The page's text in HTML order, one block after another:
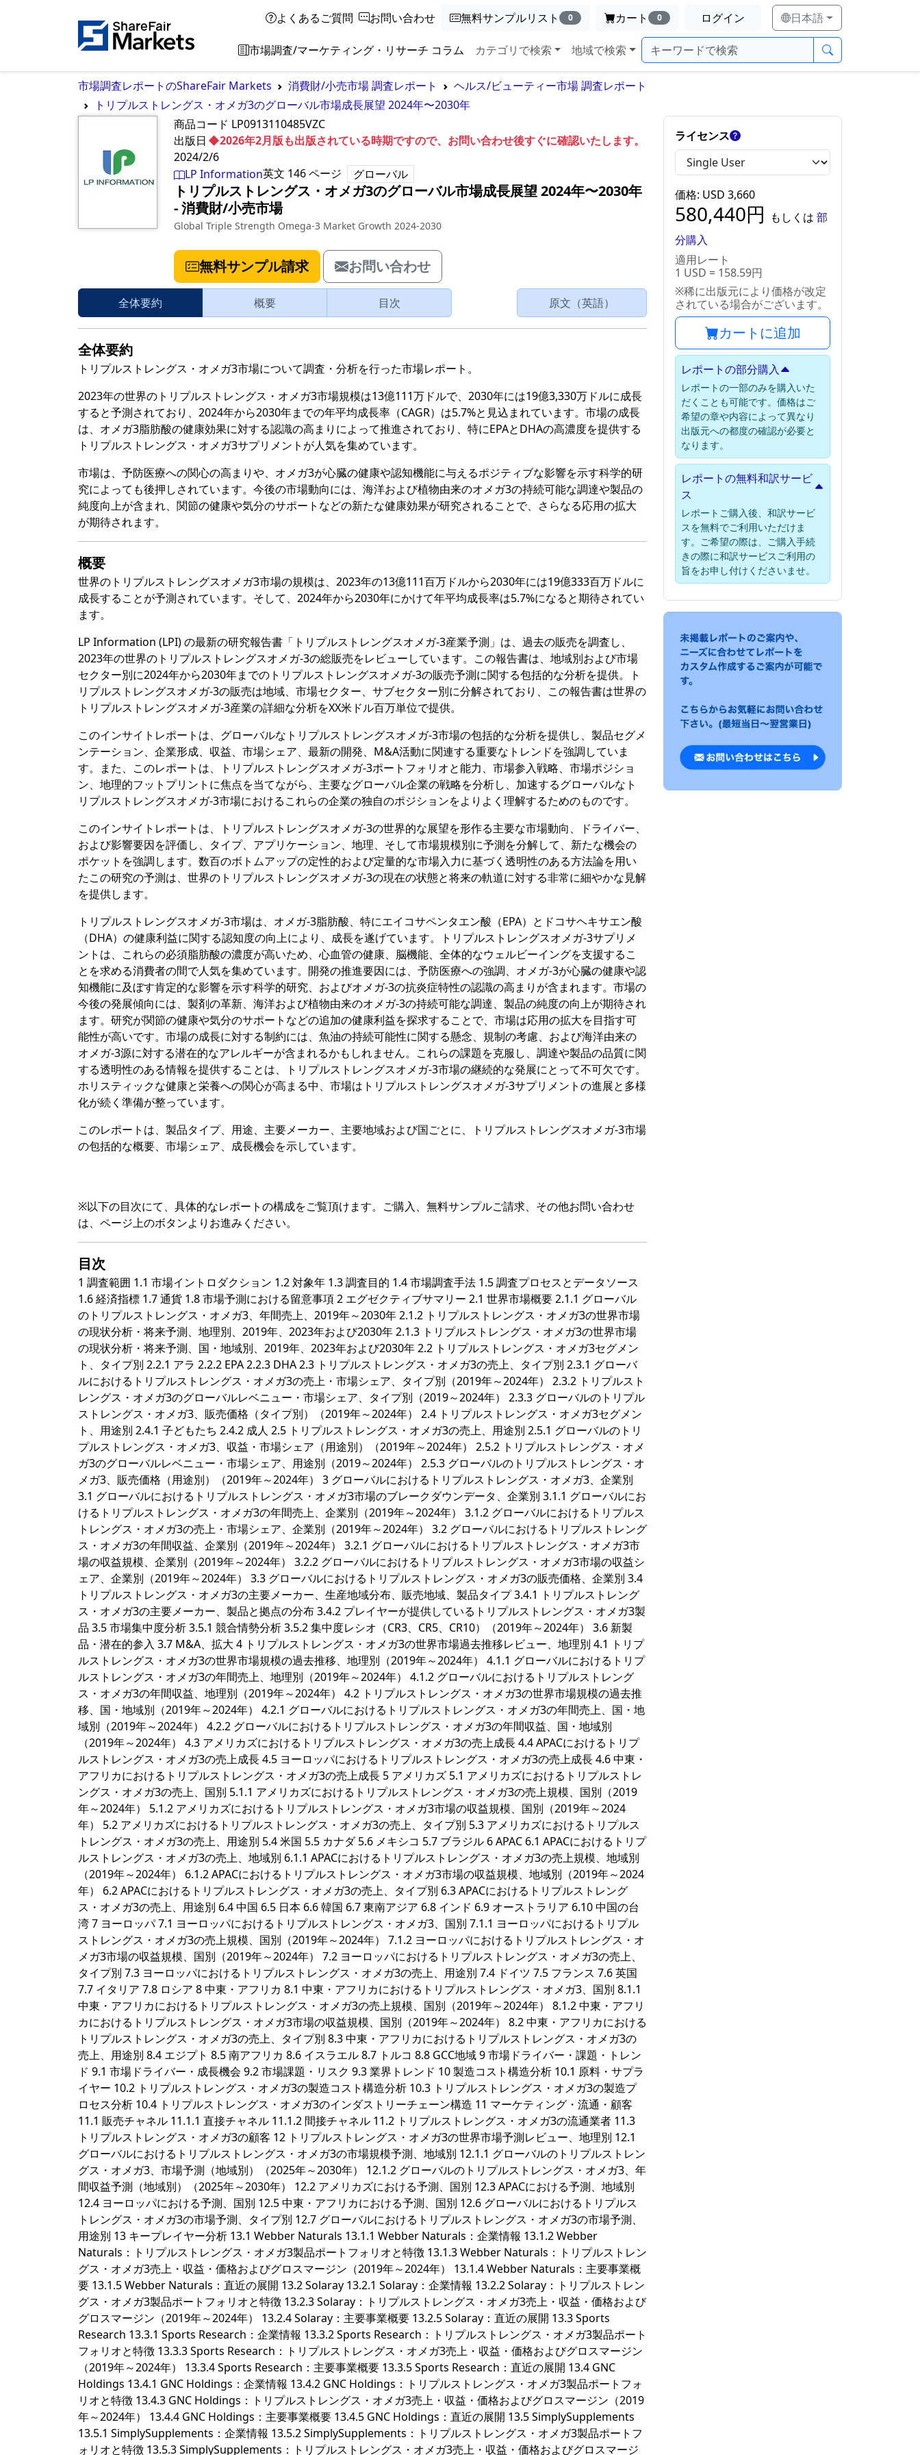
よくあるご質問 お問い合わせ 無料サンプルリスト 0 カート 0 ログイン 日本語
市場調査/マーケティング・リサーチ コラム カテゴリで検索 地域で検索
市場調査レポートのShareFair Markets 消費財/小売市場 調査レポート
ヘルス/ビューティー市場 調査レポート
トリプルストレングス・オメガ3のグローバル市場成長展望 2024年〜2030年
商品コード LP0913110485VZC
◆2026年2月版も出版されている時期ですので、お問い合わせ後すぐに確認いたします。
出版日
2024/2/6
LP Information英文 146ページ グローバル
トリプルストレングス・オメガ3のグローバル市場成長展望 2024年〜2030年
‐消費財/小売市場
Global Triple Strength Omega-3 Market Growth 2024-2030
無料サンプル請求 お問い合わせ
全体要約 概要 目次 原文（英語）
全体要約
トリプルストレングス・オメガ3市場について調査・分析を行った市場レポート。
2023年の世界のトリプルストレングス・オメガ3市場規模は13億111万ドルで、2030年には19億3,330万ドルに成長
すると予測されており、2024年から2030年までの年平均成長率（CAGR）は5.7%と見込まれています。市場の成長
は、オメガ3脂肪酸の健康効果に対する認識の高まりによって推進されており、特にEPAとDHAの高濃度を提供する
トリプルストレングス・オメガ3サプリメントが人気を集めています。
市場は、予防医療への関心の高まりや、オメガ3が心臓の健康や認知機能に与えるポジティブな影響を示す科学的研
究によっても後押しされています。今後の市場動向には、海洋および植物由来のオメガ3の持続可能な調達や製品の
純度向上が含まれ、関節の健康や気分のサポートなどの新たな健康効果が研究されることで、さらなる応用の拡大
が期待されます。
概要
世界のトリプルストレングスオメガ3市場の規模は、2023年の13億111百万ドルから2030年には19億333百万ドルに
成長することが予測されています。そして、2024年から2030年にかけて年平均成長率は5.7%になると期待されてい
ます。
LP Information (LPI) の最新の研究報告書「トリプルストレングスオメガ-3産業予測」は、過去の販売を調査し、
2023年の世界のトリプルストレングスオメガ-3の総販売をレビューしています。この報告書は、地域別および市場
セクター別に2024年から2030年までのトリプルストレングスオメガ-3の販売予測に関する包括的な分析を提供。ト
リプルストレングスオメガ-3の販売は地域、市場セクター、サブセクター別に分解されており、この報告書は世界の
トリプルストレングスオメガ-3産業の詳細な分析をXX米ドル百万単位で提供。
このインサイトレポートは、グローバルなトリプルストレングスオメガ-3市場の包括的な分析を提供し、製品セグメ
ンテーション、企業形成、収益、市場シェア、最新の開発、M&A活動に関連する重要なトレンドを強調していま
す。また、このレポートは、トリプルストレングスオメガ-3ポートフォリオと能力、市場参入戦略、市場ポジショ
ン、地理的フットプリントに焦点を当てながら、主要なグローバル企業の戦略を分析し、加速するグローバルなト
リプルストレングスオメガ-3市場におけるこれらの企業の独自のポジションをよりよく理解するためのものです。
このインサイトレポートは、トリプルストレングスオメガ-3の世界的な展望を形作る主要な市場動向、ドライバー、
および影響要因を評価し、タイプ、アプリケーション、地理、そして市場規模別に予測を分解して、新たな機会の
ポケットを強調します。数百のボトムアップの定性的および定量的な市場入力に基づく透明性のある方法論を用い
たこの研究の予測は、世界のトリプルストレングスオメガ-3の現在の状態と将来の軌道に対する非常に細やかな見解
を提供します。
トリプルストレングスオメガ-3市場は、オメガ-3脂肪酸、特にエイコサペンタエン酸（EPA）とドコサヘキサエン酸
（DHA）の健康利益に関する認知度の向上により、成長を遂げています。トリプルストレングスオメガ-3サプリメ
ントは、これらの必須脂肪酸の濃度が高いため、心血管の健康、脳機能、全体的なウェルビーイングを支援するこ
とを求める消費者の間で人気を集めています。開発の推進要因には、予防医療への強調、オメガ-3が心臓の健康や認
知機能に及ぼす肯定的な影響を示す科学的研究、およびオメガ-3の抗炎症特性の認識の高まりが含まれます。市場の
今後の発展傾向には、製剤の革新、海洋および植物由来のオメガ-3の持続可能な調達、製品の純度の向上が期待され
ます。研究が関節の健康や気分のサポートなどの追加の健康利益を探求することで、市場は応用の拡大を目指す可
能性が高いです。市場の成長に対する制約には、魚油の持続可能性に関する懸念、規制の考慮、および海洋由来の
オメガ-3源に対する潜在的なアレルギーが含まれるかもしれません。これらの課題を克服し、調達や製品の品質に関
する透明性のある情報を提供することは、トリプルストレングスオメガ-3市場の継続的な発展にとって不可欠です。
ホリスティックな健康と栄養への関心が高まる中、市場はトリプルストレングスオメガ-3サプリメントの進展と多様
化が続く準備が整っています。
このレポートは、製品タイプ、用途、主要メーカー、主要地域および国ごとに、トリプルストレングスオメガ-3市場
の包括的な概要、市場シェア、成長機会を示しています。
※以下の目次にて、具体的なレポートの構成をご覧頂けます。ご購入、無料サンプルご請求、その他お問い合わせ
は、ページ上のボタンよりお進みください。
目次
1 調査範囲 1.1 市場イントロダクション 1.2 対象年 1.3 調査目的 1.4 市場調査手法 1.5 調査プロセスとデータソース 1.6 経済指標 1.7 通貨 1.8 市場予測における留意事項 2 エグゼクティブサマリー 2.1 世界市場概要 2.1.1 グローバルのトリプルストレングス・オメガ3、年間売上、2019年～2030年 2.1.2 トリプルストレングス・オメガ3の世界市場の現状分析・将来予測、地理別、2019年、2023年および2030年 2.1.3 トリプルストレングス・オメガ3の世界市場の現状分析・将来予測、国・地域別、2019年、2023年および2030年 2.2 トリプルストレングス・オメガ3セグメント、タイプ別 2.2.1 アラ 2.2.2 EPA 2.2.3 DHA 2.3 トリプルストレングス・オメガ3の売上、タイプ別 2.3.1 グローバルにおけるトリプルストレングス・オメガ3の売上・市場シェア、タイプ別（2019年～2024年） 2.3.2 トリプルストレングス・オメガ3のグローバルレベニュー・市場シェア、タイプ別（2019～2024年） 2.3.3 グローバルのトリプルストレングス・オメガ3、販売価格（タイプ別）（2019年～2024年） 2.4 トリプルストレングス・オメガ3セグメント、用途別 2.4.1 子どもたち 2.4.2 成人 2.5 トリプルストレングス・オメガ3の売上、用途別 2.5.1 グローバルのトリプルストレングス・オメガ3、収益・市場シェア（用途別）（2019年～2024年） 2.5.2 トリプルストレングス・オメガ3のグローバルレベニュー・市場シェア、用途別（2019～2024年） 2.5.3 グローバルのトリプルストレングス・オメガ3、販売価格（用途別）（2019年～2024年） 3 グローバルにおけるトリプルストレングス・オメガ3、企業別 3.1 グローバルにおけるトリプルストレングス・オメガ3市場のブレークダウンデータ、企業別 3.1.1 グローバルにおけるトリプルストレングス・オメガ3の年間売上、企業別（2019年～2024年） 3.1.2 グローバルにおけるトリプルストレングス・オメガ3の売上・市場シェア、企業別（2019年～2024年） 3.2 グローバルにおけるトリプルストレングス・オメガ3の年間収益、企業別（2019年～2024年） 3.2.1 グローバルにおけるトリプルストレングス・オメガ3市場の収益規模、企業別（2019年～2024年） 3.2.2 グローバルにおけるトリプルストレングス・オメガ3市場の収益シェア、企業別（2019年～2024年） 3.3 グローバルにおけるトリプルストレングス・オメガ3の販売価格、企業別 3.4 トリプルストレングス・オメガ3の主要メーカー、生産地域分布、販売地域、製品タイプ 3.4.1 トリプルストレングス・オメガ3の主要メーカー、製品と拠点の分布 3.4.2 プレイヤーが提供しているトリプルストレングス・オメガ3製品 3.5 市場集中度分析 3.5.1 競合情勢分析 3.5.2 集中度レシオ（CR3、CR5、CR10）（2019年～2024年） 3.6 新製品・潜在的参入 3.7 M&A、拡大 4 トリプルストレングス・オメガ3の世界市場過去推移レビュー、地理別 4.1 トリプルストレングス・オメガ3の世界市場規模の過去推移、地理別（2019年～2024年） 4.1.1 グローバルにおけるトリプルストレングス・オメガ3の年間売上、地理別（2019年～2024年） 4.1.2 グローバルにおけるトリプルストレングス・オメガ3の年間収益、地理別（2019年～2024年） 4.2 トリプルストレングス・オメガ3の世界市場規模の過去推移、国・地域別（2019年～2024年） 4.2.1 グローバルにおけるトリプルストレングス・オメガ3の年間売上、国・地域別（2019年～2024年） 4.2.2 グローバルにおけるトリプルストレングス・オメガ3の年間収益、国・地域別（2019年～2024年） 4.3 アメリカズにおけるトリプルストレングス・オメガ3の売上成長 4.4 APACにおけるトリプルストレングス・オメガ3の売上成長 4.5 ヨーロッパにおけるトリプルストレングス・オメガ3の売上成長 4.6 中東・アフリカにおけるトリプルストレングス・オメガ3の売上成長 5 アメリカズ 5.1 アメリカズにおけるトリプルストレングス・オメガ3の売上、国別 5.1.1 アメリカズにおけるトリプルストレングス・オメガ3の売上規模、国別（2019年～2024年） 5.1.2 アメリカズにおけるトリプルストレングス・オメガ3市場の収益規模、国別（2019年～2024年） 5.2 アメリカズにおけるトリプルストレングス・オメガ3の売上、タイプ別 5.3 アメリカズにおけるトリプルストレングス・オメガ3の売上、用途別 5.4 米国 5.5 カナダ 5.6 メキシコ 5.7 ブラジル 6 APAC 6.1 APACにおけるトリプルストレングス・オメガ3の売上、地域別 6.1.1 APACにおけるトリプルストレングス・オメガ3の売上規模、地域別（2019年～2024年） 6.1.2 APACにおけるトリプルストレングス・オメガ3市場の収益規模、地域別（2019年～2024年） 6.2 APACにおけるトリプルストレングス・オメガ3の売上、タイプ別 6.3 APACにおけるトリプルストレングス・オメガ3の売上、用途別 6.4 中国 6.5 日本 6.6 韓国 6.7 東南アジア 6.8 インド 6.9 オーストラリア 6.10 中国の台湾 7 ヨーロッパ 7.1 ヨーロッパにおけるトリプルストレングス・オメガ3、国別 7.1.1 ヨーロッパにおけるトリプルストレングス・オメガ3の売上規模、国別（2019年～2024年） 7.1.2 ヨーロッパにおけるトリプルストレングス・オメガ3市場の収益規模、国別（2019年～2024年） 7.2 ヨーロッパにおけるトリプルストレングス・オメガ3の売上、タイプ別 7.3 ヨーロッパにおけるトリプルストレングス・オメガ3の売上、用途別 7.4 ドイツ 7.5 フランス 7.6 英国 7.7 イタリア 7.8 ロシア 8 中東・アフリカ 8.1 中東・アフリカにおけるトリプルストレングス・オメガ3、国別 8.1.1 中東・アフリカにおけるトリプルストレングス・オメガ3の売上規模、国別（2019年～2024年） 8.1.2 中東・アフリカにおけるトリプルストレングス・オメガ3市場の収益規模、国別（2019年～2024年） 8.2 中東・アフリカにおけるトリプルストレングス・オメガ3の売上、タイプ別 8.3 中東・アフリカにおけるトリプルストレングス・オメガ3の売上、用途別 8.4 エジプト 8.5 南アフリカ 8.6 イスラエル 8.7 トルコ 8.8 GCC地域 9 市場ドライバー・課題・トレンド 9.1 市場ドライバー・成長機会 9.2 市場課題・リスク 9.3 業界トレンド 10 製造コスト構造分析 10.1 原料・サプライヤー 10.2 トリプルストレングス・オメガ3の製造コスト構造分析 10.3 トリプルストレングス・オメガ3の製造プロセス分析 10.4 トリプルストレングス・オメガ3のインダストリーチェーン構造 11 マーケティング・流通・顧客 11.1 販売チャネル 11.1.1 直接チャネル 11.1.2 間接チャネル 11.2 トリプルストレングス・オメガ3の流通業者 11.3 トリプルストレングス・オメガ3の顧客 12 トリプルストレングス・オメガ3の世界市場予測レビュー、地理別 12.1 グローバルにおけるトリプルストレングス・オメガ3の市場規模予測、地域別 12.1.1 グローバルのトリプルストレングス・オメガ3、市場予測（地域別）（2025年～2030年） 12.1.2 グローバルのトリプルストレングス・オメガ3、年間収益予測（地域別）（2025年～2030年） 12.2 アメリカズにおける予測、国別 12.3 APACにおける予測、地域別 12.4 ヨーロッパにおける予測、国別 12.5 中東・アフリカにおける予測、国別 12.6 グローバルにおけるトリプルストレングス・オメガ3の市場予測、タイプ別 12.7 グローバルにおけるトリプルストレングス・オメガ3の市場予測、用途別 13 キープレイヤー分析 13.1 Webber Naturals 13.1.1 Webber Naturals：企業情報 13.1.2 Webber Naturals：トリプルストレングス・オメガ3製品ポートフォリオと特徴 13.1.3 Webber Naturals：トリプルストレングス・オメガ3売上・収益・価格およびグロスマージン（2019年～2024年） 13.1.4 Webber Naturals：主要事業概要 13.1.5 Webber Naturals：直近の展開 13.2 Solaray 13.2.1 Solaray：企業情報 13.2.2 Solaray：トリプルストレングス・オメガ3製品ポートフォリオと特徴 13.2.3 Solaray：トリプルストレングス・オメガ3売上・収益・価格およびグロスマージン（2019年～2024年） 13.2.4 Solaray：主要事業概要 13.2.5 Solaray：直近の展開 13.3 Sports Research 13.3.1 Sports Research：企業情報 13.3.2 Sports Research：トリプルストレングス・オメガ3製品ポートフォリオと特徴 13.3.3 Sports Research：トリプルストレングス・オメガ3売上・収益・価格およびグロスマージン（2019年～2024年） 13.3.4 Sports Research：主要事業概要 13.3.5 Sports Research：直近の展開 13.4 GNC Holdings 13.4.1 GNC Holdings：企業情報 13.4.2 GNC Holdings：トリプルストレングス・オメガ3製品ポートフォリオと特徴 13.4.3 GNC Holdings：トリプルストレングス・オメガ3売上・収益・価格およびグロスマージン（2019年～2024年） 13.4.4 GNC Holdings：主要事業概要 13.4.5 GNC Holdings：直近の展開 13.5 SimplySupplements 13.5.1 SimplySupplements：企業情報 13.5.2 SimplySupplements：トリプルストレングス・オメガ3製品ポートフォリオと特徴 13.5.3 SimplySupplements：トリプルストレングス・オメガ3売上・収益・価格およびグロスマージン（2019年～2024年） 13.5.4 SimplySupplements：主要事業概要 13.5.5 SimplySupplements：直近の展開 13.6 Muscle Nectar 13.6.1 Muscle Nectar：企業情報 13.6.2 Muscle Nectar：トリプルストレングス・オメガ3製品ポートフォリオと特徴 13.6.3 Muscle Nectar：トリプルストレングス・オメガ3売上・収益・価格およびグロスマージン（2019年～2024年） 13.6.4 Muscle Nectar：主要事業概要 13.6.5 Muscle Nectar：直近の展開 13.7 Scitron 13.7.1 Scitron：企業情報 13.7.2 Scitron：トリプルストレングス・オメガ3製品ポートフォリオと特徴 13.7.3 Scitron：トリプルストレングス・オメガ3売上・収益・価格およびグロスマージン（2019年～2024年） 13.7.4 Scitron：主要事業概要 13.7.5 Scitron：直近の展開 13.8 Herbs of Gold 13.8.1 Herbs of Gold：企業情報 13.8.2 Herbs of Gold：トリプルストレングス・オメガ3製品ポートフォリオと特徴 13.8.3 Herbs of Gold：トリプルストレングス・オメガ3売上・収益・価格およびグロスマージン（2019年～2024年） 13.8.4 Herbs of Gold：主要事業概要 13.8.5 Herbs of Gold：直近の展開 13.9 Solgar 13.9.1 Solgar：企業情報 13.9.2 Solgar：トリプルストレングス・オメガ3製品ポートフォリオと特徴 13.9.3 Solgar：トリプルストレングス・オメガ3売上・収益・価格およびグロスマージン（2019年～2024年） 13.9.4 Solgar：主要事業概要 13.9.5 Solgar：直近の展開 13.10 Blackmores 13.10.1 Blackmores：企業情報 13.10.2 Blackmores：トリプルストレングス・オメガ3製品ポートフォリオと特徴 13.10.3 Blackmores：トリプルストレングス・オメガ3売上・収益・価格およびグロスマージン（2019年～2024年） 13.10.4 Blackmores：主要事業概要 13.10.5 Blackmores：直近の展開 13.11 Puritan'S Pride 13.11.1 Puritan'S Pride：企業情報 13.11.2 Puritan'S Pride：トリプルストレングス・オメガ3製品ポートフォリオと特徴 13.11.3 Puritan'S Pride：トリプルストレングス・オメガ3売上・収益・価格およびグロスマージン（2019年～2024年） 13.11.4 Puritan'S Pride：主要事業概要 13.11.5 Puritan'S Pride：直近の展開 13.12 NATURALTEIN 13.12.1 NATURALTEIN：企業情報 13.12.2 NATURALTEIN：トリプルストレングス・オメガ3製品ポートフォリオと特徴 13.12.3 NATURALTEIN：トリプルストレングス・オメガ3売上・収益・価格およびグロスマージン（2019年～2024年） 13.12.4 NATURALTEIN：主要事業概要 13.12.5 NATURALTEIN：直近の展開 13.13 Vitamin World 13.13.1 Vitamin World：企業情報 13.13.2 Vitamin World：トリプルストレングス・オメガ3製品ポートフォリオと特徴 13.13.3 Vitamin World：トリプルストレングス・オメガ3売上・収益・価格およびグロスマージン（2019年～2024年） 13.13.4 Vitamin World：主要事業概要 13.13.5 Vitamin World：直近の展開 13.14 Dr\. Tobias 13.14.1 Dr\. Tobias：企業情報 13.14.2 Dr\. Tobias：トリプルストレングス・オメガ3製品ポートフォリオと特徴 13.14.3 Dr\. Tobias：トリプルストレングス・オメガ3売上・収益・価格およびグロスマージン（2019年～2024年） 13.14.4 Dr\. Tobias：主要事業概要 13.14.5 Dr\. Tobias：直近の展開 13.15 MyFitFuel 13.15.1 MyFitFuel：企業情報 13.15.2 MyFitFuel：トリプルストレングス・オメガ3製品ポートフォリオと特徴 13.15.3 MyFitFuel：トリプルストレングス・オメガ3売上・収益・価格およびグロスマージン（2019年～2024年） 13.15.4 MyFitFuel：主要事業概要 13.15.5 MyFitFuel：直近の展開 13.16 Naturyz 13.16.1 Naturyz：企業情報 13.16.2 Naturyz：トリプルストレングス・オメガ3製品ポートフォリオと特徴 13.16.3 Naturyz：トリプルストレングス・オメガ3売上・収益・価格およびグロスマージン（2019年～2024年） 13.16.4 Naturyz：主要事業概要 13.16.5 Naturyz：直近の展開 13.17 NutriVital 13.17.1 NutriVital：企業情報 13.17.2 NutriVital：トリプルストレングス・オメガ3製品ポートフォリオと特徴 13.17.3 NutriVital：トリプルストレングス・オメガ3売上・収益・価格およびグロスマージン（2019年～2024年） 13.17.4 NutriVital：主要事業概要 13.17.5 NutriVital：直近の展開 13.18 Micro Ingredients 13.18.1 Micro Ingredients：企業情報 13.18.2 Micro Ingredients：トリプルストレングス・オメガ3製品ポートフォリオと特徴 13.18.3 Micro Ingredients：トリプルストレングス・オメガ3売上・収益・価格およびグロスマージン（2019年～2024年） 13.18.4 Micro Ingredients：主要事業概要 13.18.5 Micro Ingredients：直近の展開 13.19 Piping Rock Health Products 13.19.1 Piping Rock Health Products：企業情報 13.19.2 Piping Rock Health Products：トリプルストレングス・オメガ3製品ポートフォリオと特徴 13.19.3 Piping Rock Health Products：トリプルストレングス・オメガ3売上・収益・価格およびグロスマージン（2019年～2024年） 13.19.4 Piping Rock Health Products：主要事業概要 13.19.5 Piping Rock Health Products：直近の展開 13.20 United Pharma 13.20.1 United Pharma：企業情報 13.20.2 United Pharma：トリプルストレングス・オメガ3製品ポートフォリオと特徴 13.20.3 United Pharma：トリプルストレングス・オメガ3売上・収益・価格およびグロスマージン（2019年～2024年） 13.20.4 United Pharma：主要事業概要 13.20.5 United Pharma：直近の展開 13.21 Piping Rock 13.21.1 Piping Rock：企業情報 13.21.2 Piping Rock：トリプルストレングス・オメガ3製品ポートフォリオと特徴 13.21.3 Piping Rock：トリプルストレングス・オメガ3売上・収益・価格およびグロスマージン（2019年～2024年） 13.21.4 Piping Rock：主要事業概要 13.21.5 Piping Rock：直近の展開 13.22 Nature's Lab 13.22.1 Nature's Lab：企業情報 13.22.2 Nature's Lab：トリプルストレングス・オメガ3製品ポートフォリオと特徴 13.22.3 Nature's Lab：トリプルストレングス・オメガ3売上・収益・価格およびグロスマージン（2019年～2024年） 13.22.4 Nature's Lab：主要事業概要 13.22.5 Nature's Lab：直近の展開 13.23 Kiva 13.23.1 Kiva：企業情報 13.23.2 Kiva：トリプルストレングス・オメガ3製品ポートフォリオと特徴 13.23.3 Kiva：トリプルストレングス・オメガ3売上・収益・価格およびグロスマージン（2019年～2024年） 13.23.4 Kiva：主要事業概要 13.23.5 Kiva：直近の展開 13.24 Wellness Partners 13.24.1 Wellness Partners：企業情報 13.24.2 Wellness Partners：トリプルストレングス・オメガ3製品ポートフォリオと特徴 13.24.3 Wellness Partners：トリプルストレングス・オメガ3売上・収益・価格およびグロスマージン（2019年～2024年） 13.24.4 Wellness Partners：主要事業概要 13.24.5 Wellness Partners：直近の展開 13.25 Zingavita 13.25.1 Zingavita：企業情報 13.25.2 Zingavita：トリプルストレングス・オメガ3製品ポートフォリオと特徴 13.25.3 Zingavita：トリプルストレングス・オメガ3売上・収益・価格およびグロスマージン（2019年～2024年） 13.25.4 Zingavita：主要事業概要 13.25.5 Zingavita：直近の展開 13.26 VitaBreeze 13.26.1 VitaBreeze：企業情報 13.26.2 VitaBreeze：トリプルストレングス・オメガ3製品ポートフォリオと特徴 13.26.3 VitaBreeze：トリプルストレングス・オメガ3売上・収益・価格およびグロスマージン（2019年～2024年） 13.26.4 VitaBreeze：主要事業概要 13.26.5 VitaBreeze：直近の展開 13.27 Nature's Branch 13.27.1 Nature's Branch：企業情報 13.27.2 Nature's Branch：トリプルストレングス・オメガ3製品ポートフォリオと特徴 13.27.3 Nature's Branch：トリプルストレングス・オメガ3売上・収益・価格およびグロスマージン（2019年～2024年） 13.27.4 Nature's Branch：主要事業概要 13.27.5 Nature's Branch：直近の展開 13.28 Tata 1mg 13.28.1 Tata 1mg：企業情報 13.28.2 Tata 1mg：トリプルストレングス・オメガ3製品ポートフォリオと特徴 13.28.3 Tata 1mg：トリプルストレングス・オメガ3売上・収益・価格およびグロスマージン（2019年～2024年） 13.28.4 Tata 1mg：主要事業概要 13.28.5 Tata 1mg：直近の展開 13.29 Oxin Nutrition 13.29.1 Oxin Nutrition：企業情報 13.29.2 Oxin Nutrition：トリプルストレングス・オメガ3製品ポートフォリオと特徴 13.29.3 Oxin Nutrition：トリプルストレングス・オメガ3売上・収益・価格およびグロスマージン（2019年～2024年） 13.29.4 Oxin Nutrition：主要事業概要 13.29.5 Oxin Nutrition：直近の展開 13.30 Dr Morepen 13.30.1 Dr Morepen：企業情報 13.30.2 Dr Morepen：トリプルストレングス・オメガ3製品ポートフォリオと特徴 13.30.3 Dr Morepen：トリプルストレングス・オメガ3売上・収益・価格およびグロスマージン（2019年～2024年） 13.30.4 Dr Morepe
ライセンス
価格: USD 3,660
580,440円 もしくは 部
分購入
適用レート
1 USD = 158.59円
※稀に出版元により価格が改定
されている場合がございます。
カートに追加
レポートの部分購入
レポートの一部のみを購入いた
だくことも可能です。価格はご
希望の章や内容によって異なり
出版元への都度の確認が必要と
なります。
レポートの無料和訳サービ
ス
レポートご購入後、和訳サービ
スを無料でご利用いただけま
す。ご希望の際は、ご購入手続
きの際に和訳サービスご利用の
旨をお申し付けくださいませ。